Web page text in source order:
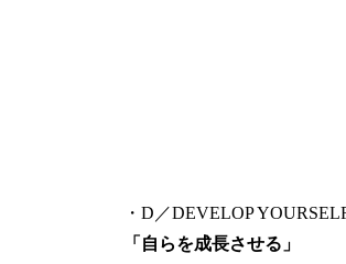
・D／DEVELOP
「自らを成長させる」